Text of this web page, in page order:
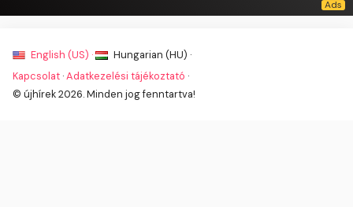
English (US) ·
Hungarian (HU) ·
Kapcsolat ·Adatkezelési tájékoztató ·
© újhírek 2026. Minden jog fenntartva!